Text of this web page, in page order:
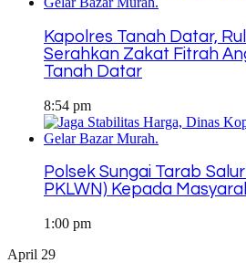
Kapolres Tanah Datar,
Serahkan Zakat Fitrah
Tanah Datar
8:54 pm
Polsek Sungai Tarab
PKLWN) Kepada
1:00 pm
April 29